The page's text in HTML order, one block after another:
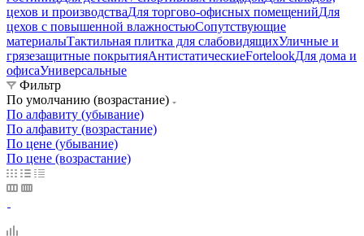
цехов и производстваДля торгово-офисных помещенийДля
цехов с повышенной влажностьюСопутствующие
материалыТактильная плитка для слабовидящихУличные и
грязезащитные покрытияАнтистатическиеFortelookДля дома и
офисаУниверсальные
Фильтр
По умолчанию (возрастание)
По алфавиту (убывание)
По алфавиту (возрастание)
По цене (убывание)
По цене (возрастание)